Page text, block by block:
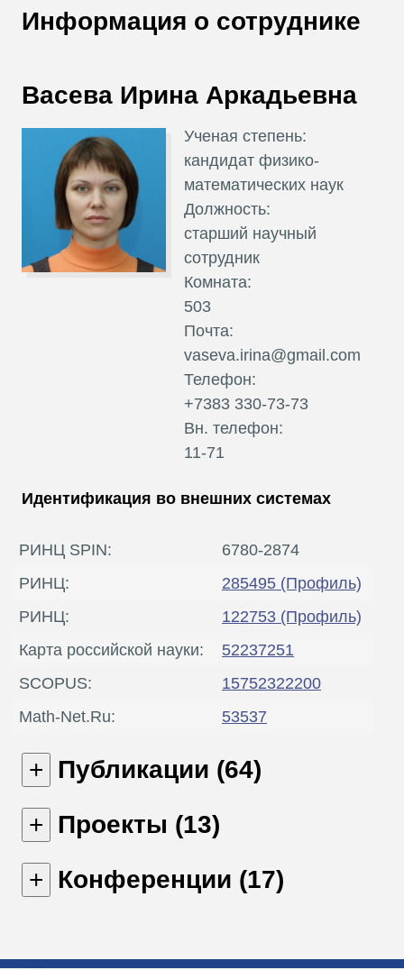
Т
Информация о сотруднике
Васева Ирина Аркадьевна
Ученая степень:
кандидат физико-
математических наук
Должность:
старший научный
сотрудник
Комната:
503
Почта:
vaseva.irina@gmail.com
Телефон:
+7383 330-73-73
Вн. телефон:
11-71
Идентификация во внешних системах
РИНЦ SPIN:
6780-2874
РИНЦ:
285495 (Профиль)
РИНЦ:
122753 (Профиль)
Карта российской науки:
52237251
SCOPUS:
15752322200
Math-Net.Ru:
53537
Публикации (64)
Проекты (13)
Конференции (17)